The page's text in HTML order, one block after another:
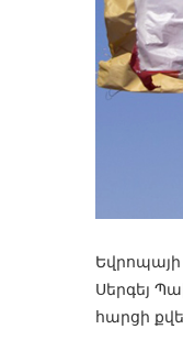
Սերգեյ
հարցի